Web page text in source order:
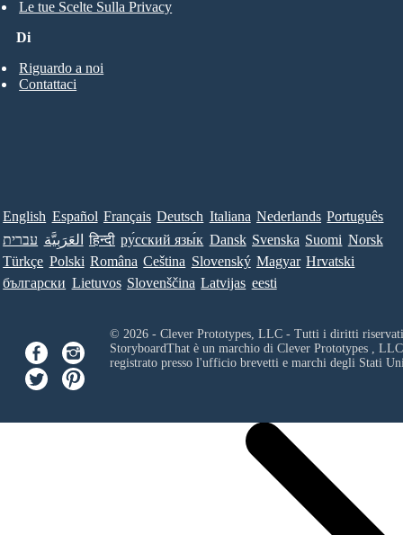
Di
Riguardo a noi
Contattaci
Le tue Scelte Sulla Privacy
English Español Français Deutsch Italiana Nederlands Português
עברית العَرَبِيَّة हिन्दी ру́сский язы́к Dansk Svenska Suomi Norsk
Türkçe Polski Româna Ceština Slovenský Magyar Hrvatski
български Lietuvos Slovenščina Latvijas eesti
© 2026 - Clever Prototypes, LLC - Tutti i diritti
StoryboardThat è un marchio di Clever Prototypes , LLC
registrato presso l'ufficio brevetti e marchi degli Stati